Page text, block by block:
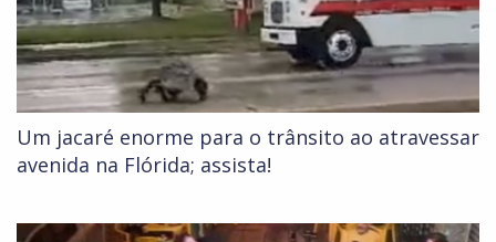
Um jacaré enorme para o trânsito ao atravessar
avenida na Flórida; assista!